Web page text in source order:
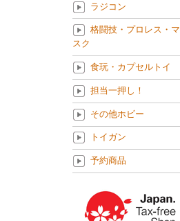
ラジコン
格闘技・プロレス・マ
スク
食玩・カプセルトイ
担当一押し！
その他ホビー
トイガン
予約商品